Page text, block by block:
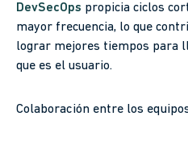
DevSecOps propicia ciclos
mayor frecuencia, lo que
lograr mejores tiempos para
que es el usuario.
Colaboración entre los